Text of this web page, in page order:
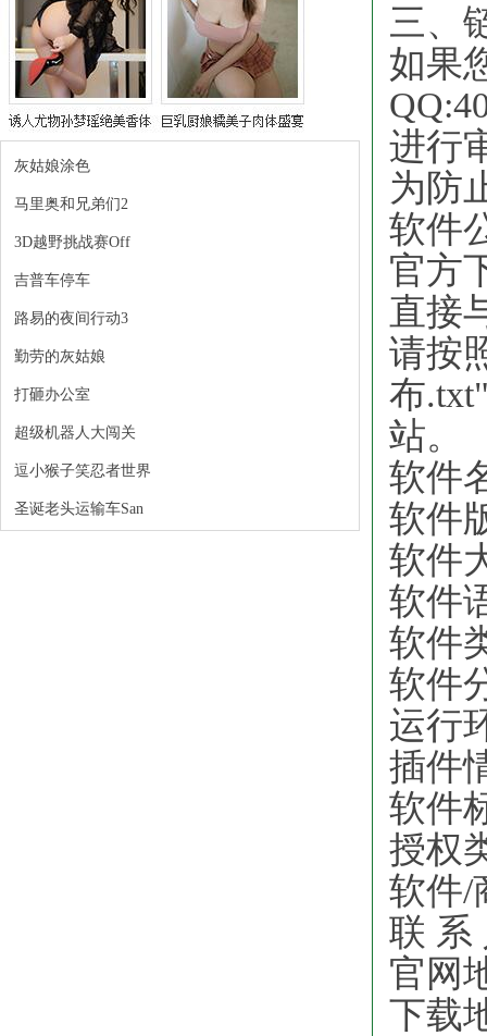
灰姑娘涂色
马里奥和兄弟们2
3D越野挑战赛Off
吉普车停车
路易的夜间行动3
勤劳的灰姑娘
打砸办公室
超级机器人大闯关
逗小猴子笑忍者世界
圣诞老头运输车San
三、
如果
进行
为防
软件
官方
直接
请按
布
站。
软件
软件
软件
软件
软件
软件
运行
插件
软件
授权
软件/
联 系
官网
下载